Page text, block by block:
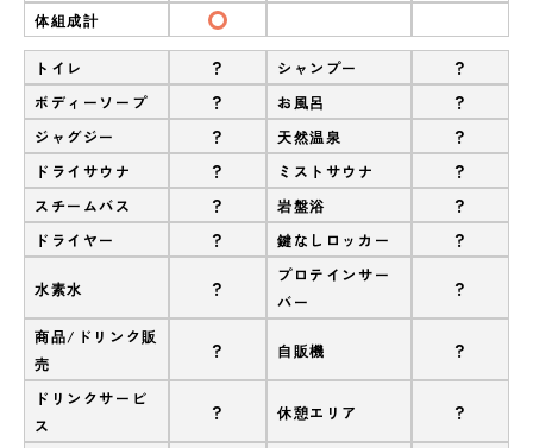
体組成計
トイレ ? シャンプー ?
ボディーソープ ? お風呂 ?
ジャグジー ? 天然温泉 ?
ドライサウナ ? ミストサウナ ?
スチームバス ? 岩盤浴 ?
ドライヤー ? 鍵なしロッカー ?
水素水 ?
プロテインサー
バー
?
商品/ドリンク販
売
? 自販機 ?
ドリンクサービ
ス
? 休憩エリア ?